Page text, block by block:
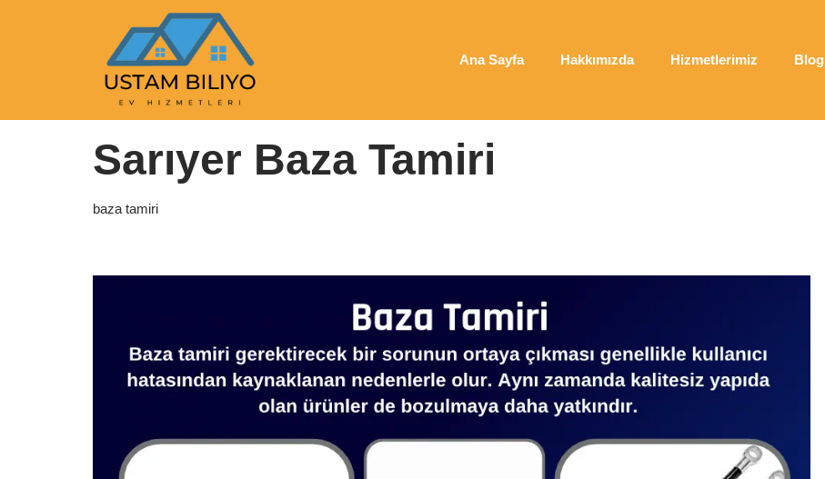
Ana Sayfa Hakkımızda Hizmetlerimiz Blog
Anasayfa|baza tamiri|Sarıyer Baza Tamiri
Sarıyer Baza Tamiri
baza tamiri